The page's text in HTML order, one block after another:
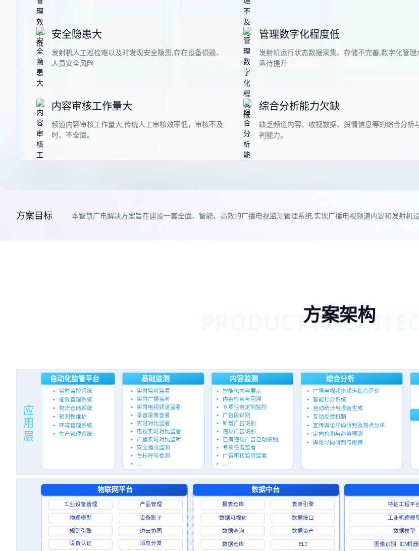
安全隐患大
发射机人工巡检难以及时发现安全隐患,存在设备损毁、
人员安全风险
管理数字化程度低
发射机运行状态数据采集、存储不完善,数字化管理
亟待提升
内容审核工作量大
频道内容审核工作量大,传统人工审核效率低，审核不及
时、不全面。
综合分析能力欠缺
缺乏频道内容、收视数据、舆情信息等的综合分析
判能力。
方案目标 本智慧广电解决方案旨在建设一套全面、智能、高效的广播电视监测管理系统,实现广播电视频道内容和发射机
方案架构
PRODUCT
应
用
层
物联网平台 数据中台
特征工程平
工业机理模
数据模型
图像识别（CV机器
工业设备管理
物理模型
规则引擎
报表仓库 表单引擎
数据可视化 数据接口
数据仓库 ELT
数据查询
•
实时监控系统
•
能效管理系统
•
物流仓储系统
•
预测性维护
•
环境管理系统
•
生产管理系统
自动化监管平台
产品管理
设备影子
边云协同
设备认证 消息分发
数据资产
• 实时监听监看
• 实时广播监听
•
实时电视频道监看
•
录音录像查看
•
实时对比监看
• 电视实时对比监看
•
广播实时对比监听
•
安全播出监测
•
台标呼号检测
•
基础监测
• 智能化内容展示
• 内容检索与回溯
•
专项任务定制监控
•
广告段识别
•
新增广告识别
• 违规广告识别
•
已有违规广告自动识别
•
专项任务监看
•
广告审核监听监看
•
内容监测
•
广播电视频率频道综合评价
•
智能打分系统
•
自动统计与报告生成
•
互动反馈机制
•
宣传舆论导向研判及热点分析
•
定向检测与趋势预测
•
舆论导向研判与跟踪
综合分析